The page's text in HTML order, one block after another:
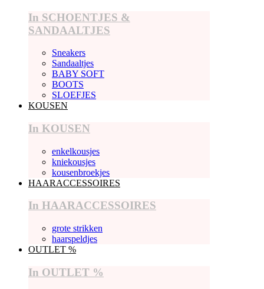
In SCHOENTJES &
SANDAALTJES
Sneakers
Sandaaltjes
BABY SOFT
BOOTS
SLOEFJES
KOUSEN
In KOUSEN
enkelkousjes
kniekousjes
kousenbroekjes
HAARACCESSOIRES
In HAARACCESSOIRES
grote strikken
haarspeldjes
OUTLET %
In OUTLET %